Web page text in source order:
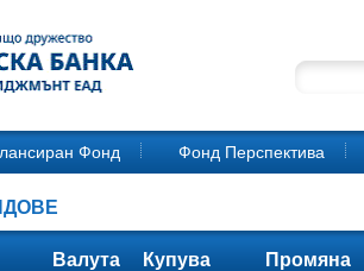
Фонд Фонд Перспектива
Валута Купува Промяна